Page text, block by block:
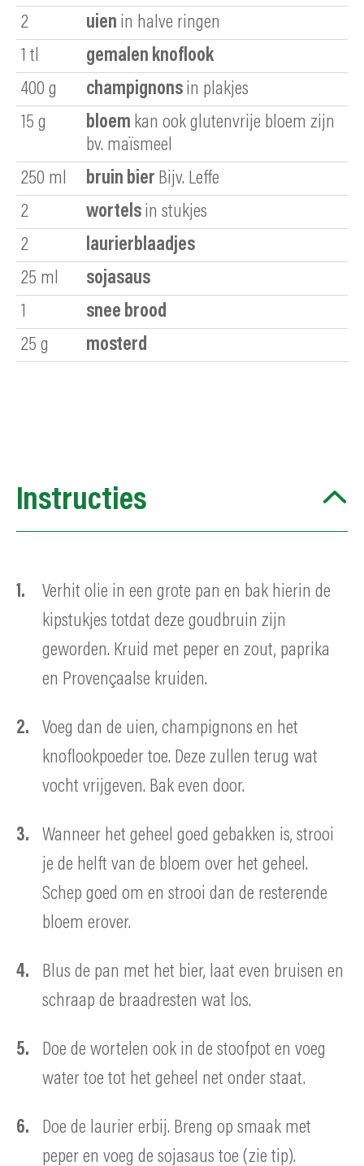
2
uien in halve ringen
1 tl
gemalen knoflook
400 g champignons in plakjes
15 g bloem kan ook glutenvrije bloem zijn
bv. maïsmeel
250 ml bruin bier Bijv. Leffe
2
wortels in stukjes
2
laurierblaadjes
25 ml
sojasaus
1
snee brood
25 g mosterd
Instructies
Verhit olie in een grote pan en bak hierin de
kipstukjes totdat deze goudbruin zijn
geworden. Kruid met peper en zout, paprika
en Provençaalse kruiden.
Voeg dan de uien, champignons en het
knoflookpoeder toe. Deze zullen terug wat
vocht vrijgeven. Bak even door.
Wanneer het geheel goed gebakken is, strooi
je de helft van de bloem over het geheel.
Schep goed om en strooi dan de resterende
bloem erover.
Blus de pan met het bier, laat even bruisen en
schraap de braadresten wat los.
Doe de wortelen ook in de stoofpot en voeg
water toe tot het geheel net onder staat.
Doe de laurier erbij. Breng op smaak met
peper en voeg de sojasaus toe (zie tip).